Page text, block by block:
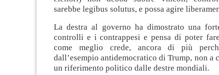
sarebbe legibus solutus, e possa agire
La destra al governo ha dimostrato una
controlli e i contrappesi e pensa di poter
come meglio crede, ancora di più
dall’esempio antidemocratico di Trump, non a
un riferimento politico dalle destre mondiali.